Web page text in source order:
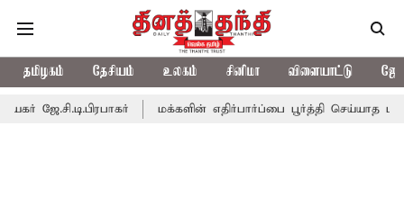
தமிழகம் தேசியம் உலகம் சினிமா விளையாட்டு
மக்களின் எதிர்பார்ப்பை பூர்த்தி செய்யாத பட்ஜெட்;